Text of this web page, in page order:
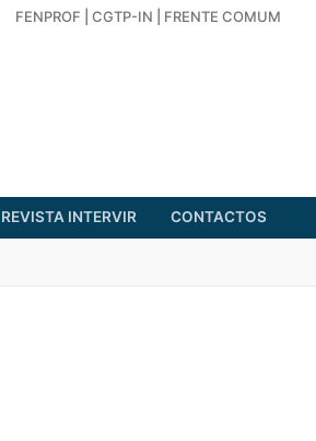
FENPROF CGTP-IN FRENTE COMUM
REVISTA INTERVIR CONTACTOS